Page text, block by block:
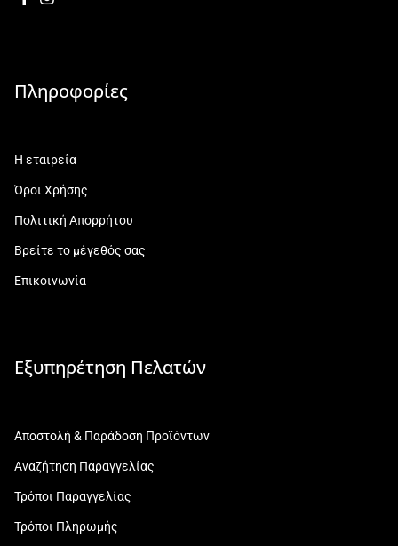
Πληροφορίες
Η εταιρεία
Όροι Χρήσης
Πολιτική Απορρήτου
Βρείτε το μέγεθός σας
Επικοινωνία
Εξυπηρέτηση Πελατών
Αποστολή & Παράδοση Προϊόντων
Αναζήτηση Παραγγελίας
Τρόποι Παραγγελίας
Τρόποι Πληρωμής